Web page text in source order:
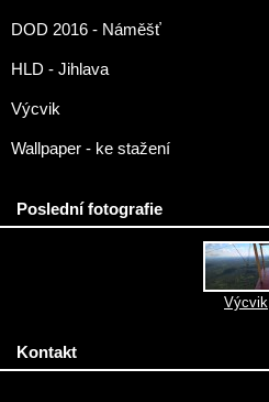
DOD 2016 - Náměšť
HLD - Jihlava
Výcvik
Wallpaper - ke stažení
Poslední fotografie
Výcvik
Kontakt